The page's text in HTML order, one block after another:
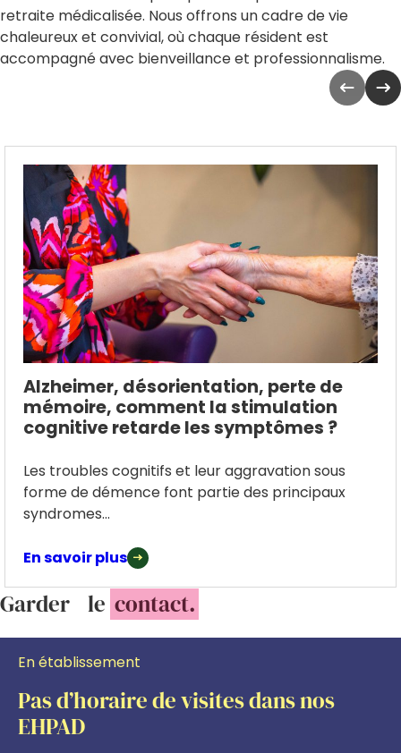
retraite médicalisée. Nous offrons un cadre de vie
chaleureux et convivial, où chaque résident est
accompagné avec bienveillance et professionnalisme.
Alzheimer, désorientation, perte de
mémoire, comment la stimulation
cognitive retarde les symptômes ?
Les troubles cognitifs et leur aggravation sous
forme de démence font partie des principaux
syndromes...
En savoir plus
Garder le contact.
En établissement
Pas d’horaire de visites dans nos
EHPAD